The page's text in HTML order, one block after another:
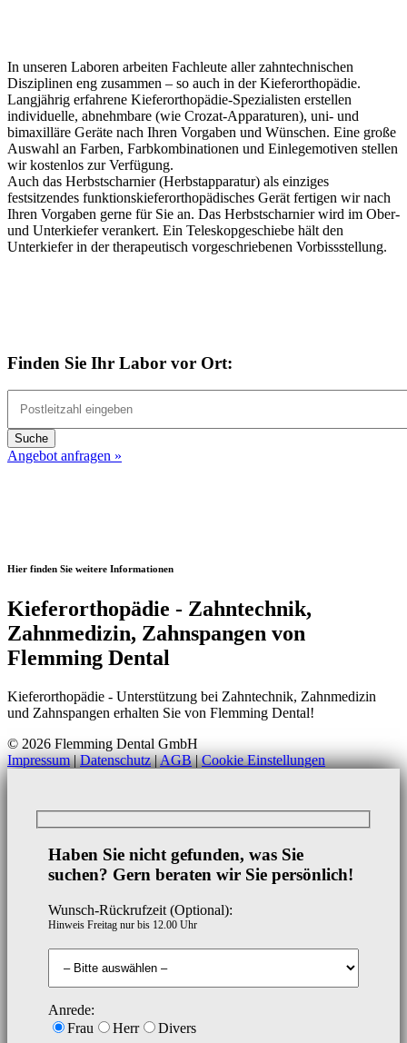
In unseren Laboren arbeiten Fachleute aller zahntechnischen
Disziplinen eng zusammen – so auch in der Kieferorthopädie.
Langjährig erfahrene Kieferorthopädie-Spezialisten erstellen
individuelle, abnehmbare (wie Crozat-Apparaturen), uni- und
bimaxilläre Geräte nach Ihren Vorgaben und Wünschen. Eine große
Auswahl an Farben, Farbkombinationen und Einlegemotiven stellen
wir kostenlos zur Verfügung.
Auch das Herbstscharnier (Herbstapparatur) als einziges
festsitzendes funktionskieferorthopädisches Gerät fertigen wir nach
Ihren Vorgaben gerne für Sie an. Das Herbstscharnier wird im Ober-
und Unterkiefer verankert. Ein Teleskopgeschiebe hält den
Unterkiefer in der therapeutisch vorgeschriebenen Vorbissstellung.
Finden Sie Ihr Labor vor Ort:
Angebot anfragen »
Hier finden Sie weitere Informationen
Kieferorthopädie - Zahntechnik,
Zahnmedizin, Zahnspangen von
Flemming Dental
Kieferorthopädie - Unterstützung bei Zahntechnik, Zahnmedizin
und Zahnspangen erhalten Sie von Flemming Dental!
© 2026 Flemming Dental GmbH
Impressum|Datenschutz|AGB|Cookie Einstellungen
Haben Sie nicht gefunden, was Sie
suchen? Gern beraten wir Sie persönlich!
Wunsch-Rückrufzeit (Optional):
Hinweis Freitag nur bis 12.00 Uhr
Anrede:
Frau
Herr
Divers